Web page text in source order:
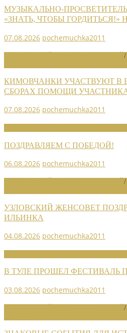
МУЗЫКАЛЬНО-
«ЗНАТЬ, ЧТОБЫ
07.08.2026 pochemuchka2011
/
КИМОВЧАНКИ УЧАСТВУЮТ В
СБОРАХ ПОМОЩИ
07.08.2026 pochemuchka2011
ПОЗДРАВЛЯЕМ С ПОБЕДОЙ!
06.08.2026 pochemuchka2011
/
УЗЛОВСКИЙ ЖЕНСОВЕТ
ИЛЬИНКА
04.08.2026 pochemuchka2011
В ТУЛЕ ПРОШЕЛ ФЕСТИВАЛЬ
03.08.2026 pochemuchka2011
/